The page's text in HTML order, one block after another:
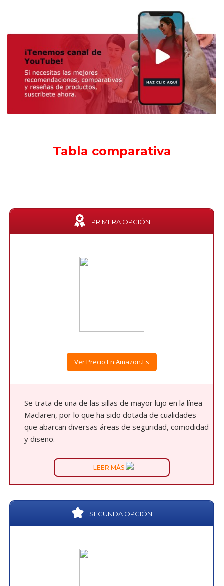
Tabla comparativa
PRIMERA OPCIÓN
Ver Precio En Amazon.es
Se trata de una de las sillas de mayor lujo en la línea
Maclaren, por lo que ha sido dotada de cualidades
que abarcan diversas áreas de seguridad, comodidad
y diseño.
LEER MÁS
SEGUNDA OPCIÓN